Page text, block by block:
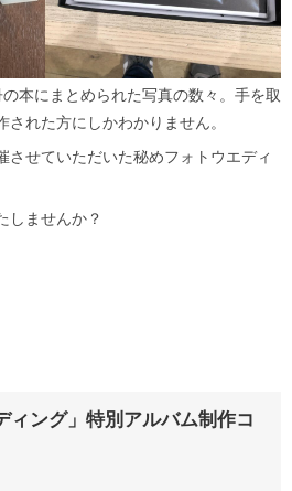
本にまとめられた写真の数々。手を取
れた方にしかわかりません。
させていただいた秘めフォトウエディ
しませんか？
ィング」特別アルバム制作コ